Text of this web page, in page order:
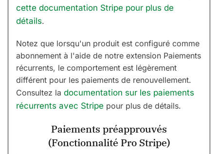
cette documentation Stripe pour plus de
détails.
Notez que lorsqu'un produit est configuré comme
abonnement à l'aide de notre extension Paiements
récurrents, le comportement est légèrement
différent pour les paiements de renouvellement.
Consultez la documentation sur les paiements
récurrents avec Stripe pour plus de détails.
Paiements préapprouvés
(Fonctionnalité Pro Stripe)